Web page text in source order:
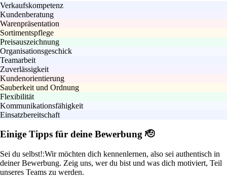
Verkaufskompetenz
Kundenberatung
Warenpräsentation
Sortimentspflege
Preisauszeichnung
Organisationsgeschick
Teamarbeit
Zuverlässigkeit
Kundenorientierung
Sauberkeit und Ordnung
Flexibilität
Kommunikationsfähigkeit
Einsatzbereitschaft
Einige Tipps für deine Bewerbung 🫡
Sei du selbst!:Wir möchten dich kennenlernen, also sei authentisch in
deiner Bewerbung. Zeig uns, wer du bist und was dich motiviert, Teil
unseres Teams zu werden.